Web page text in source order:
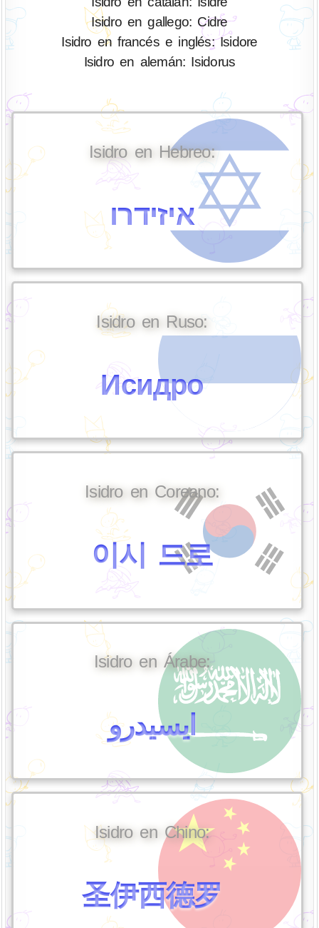
Isidro en gallego: Cidre
Isidro en francés e inglés: Isidore
Isidro en alemán: Isidorus
Isidro en Hebreo:
איזידרו
Isidro en Ruso:
Исидро
Isidro en Coreano:
이시 드로
Isidro en Árabe:
ايسيدرو
Isidro en Chino:
圣伊西德罗